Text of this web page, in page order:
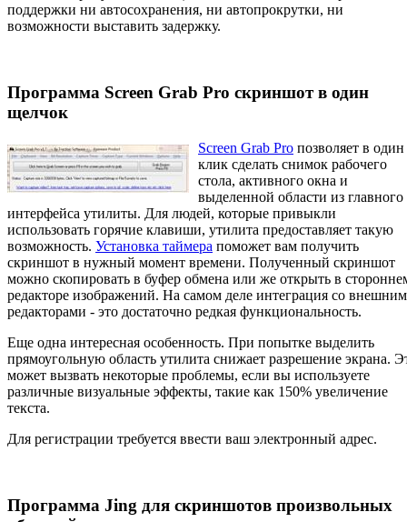
поддержки ни автосохранения, ни автопрокрутки, ни
возможности выставить задержку.
Программа Screen Grab Pro скриншот в один
щелчок
Screen Grab Pro позволяет в один
клик сделать снимок рабочего
стола, активного окна и
выделенной области из главного
интерфейса утилиты. Для людей, которые привыкли
использовать горячие клавиши, утилита предоставляет такую
возможность. Установка таймера поможет вам получить
скриншот в нужный момент времени. Полученный скриншот
можно скопировать в буфер обмена или же открыть в
редакторе изображений. На самом деле интеграция со
редакторами - это достаточно редкая функциональность.
Еще одна интересная особенность. При попытке выделить
прямоугольную область утилита снижает разрешение экрана.
может вызвать некоторые проблемы, если вы используете
различные визуальные эффекты, такие как 150% увеличение
текста.
Для регистрации требуется ввести ваш электронный адрес.
Программа Jing для скриншотов произвольных